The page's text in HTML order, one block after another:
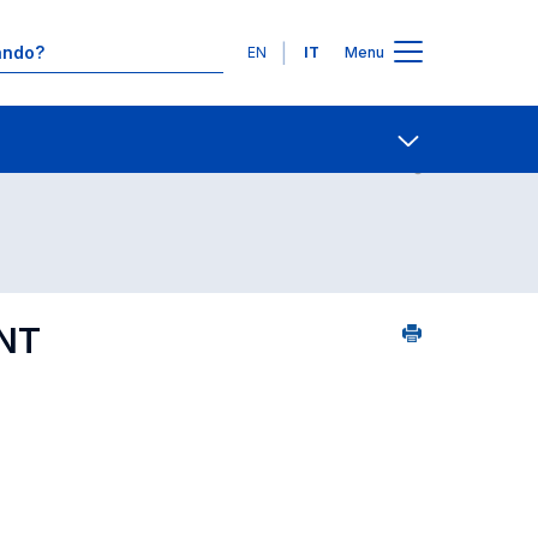
Lingue
EN IT Menu
Ricerca insegnamenti in ordine alfabetico Contatti